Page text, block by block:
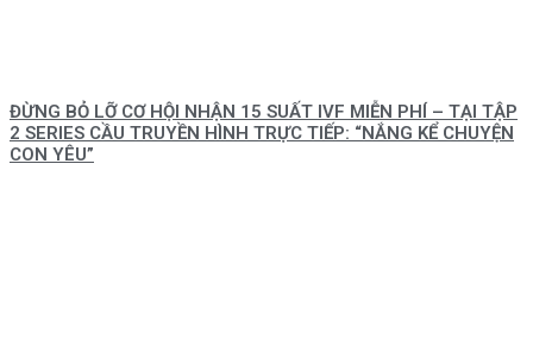
ĐỪNG BỎ LỠ CƠ HỘI NHẬN 15 SUẤT IVF MIỄN PHÍ – TẠI TẬP
2 SERIES CẦU TRUYỀN HÌNH TRỰC TIẾP: “NẮNG KỂ CHUYỆN
CON YÊU”